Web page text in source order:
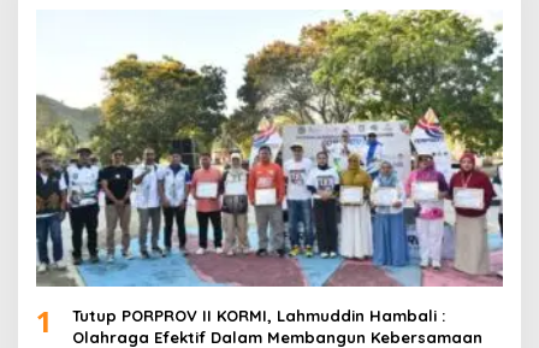
1
Tutup PORPROV II KORMI, Lahmuddin Hambali :
Olahraga Efektif Dalam Membangun Kebersamaan